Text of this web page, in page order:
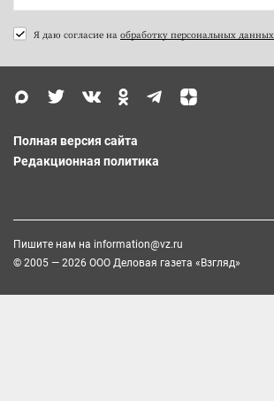
Я даю согласие на обработку персональных данных
Полная версия сайта
Редакционная политика
Пишите нам на information@vz.ru
© 2005 — 2026 ООО Деловая газета «Взгляд»